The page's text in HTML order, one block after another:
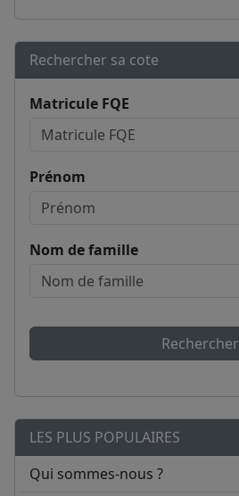
Rechercher sa cote
Matricule FQE
Prénom
Nom de famille
Rechercher
LES PLUS POPULAIRES
Qui sommes-nous ?